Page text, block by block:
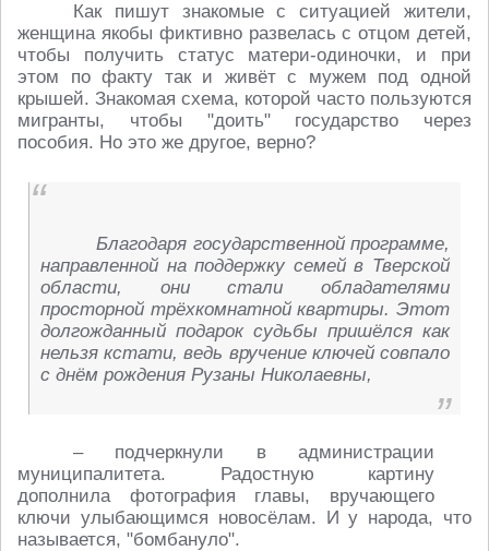
Как пишут знакомые с ситуацией жители,
женщина якобы фиктивно развелась с отцом детей,
чтобы получить статус матери-одиночки, и при
этом по факту так и живёт с мужем под одной
крышей. Знакомая схема, которой часто пользуются
мигранты, чтобы "доить" государство через
пособия. Но это же другое, верно?
Благодаря государственной программе,
направленной на поддержку семей в Тверской
области, они стали обладателями
просторной трёхкомнатной квартиры. Этот
долгожданный подарок судьбы пришёлся как
нельзя кстати, ведь вручение ключей совпало
с днём рождения Рузаны Николаевны,
– подчеркнули в администрации
муниципалитета. Радостную картину
дополнила фотография главы, вручающего
ключи улыбающимся новосёлам. И у народа, что
называется, "бомбануло".